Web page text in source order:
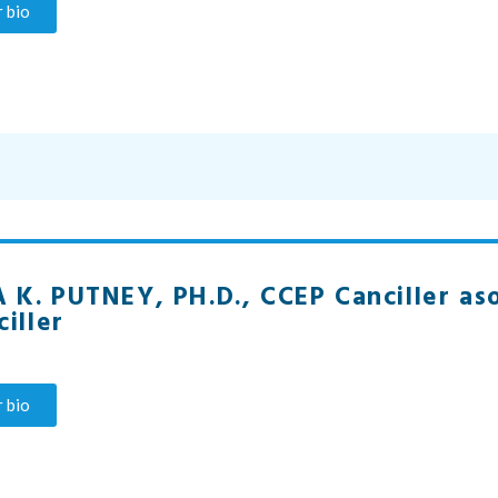
bio
K. PUTNEY, PH.D., CCEP Canciller
bio